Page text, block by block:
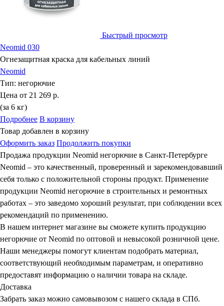
Быстрый просмотр
Neomid 030
Огнезащитная краска для кабельных линий
Neomid
Тип: негорючие
Цена от 21 269 р.
(за 6 кг)
Подробнее В корзину
Товар добавлен в корзину
Оформить заказ Продолжить покупки
Продажа продукции Neomid негорючие в Санкт-Петербурге
Neomid – это качественный, проверенный и зарекомендовавший
себя только с положительной стороны продукт. Применение
продукции Neomid негорючие в строительных и ремонтных
работах – это заведомо хороший результат, при соблюдении всех
рекомендаций по применению.
В нашем интернет магазине вы сможете купить продукцию
негорючие от Neomid по оптовой и невысокой розничной цене.
Наши менеджеры помогут клиентам подобрать материал,
соответствующий необходимым параметрам, и оперативно
предоставят информацию о наличии товара на складе.
Доставка
Забрать заказ можно самовывозом с нашего склада в СПб.